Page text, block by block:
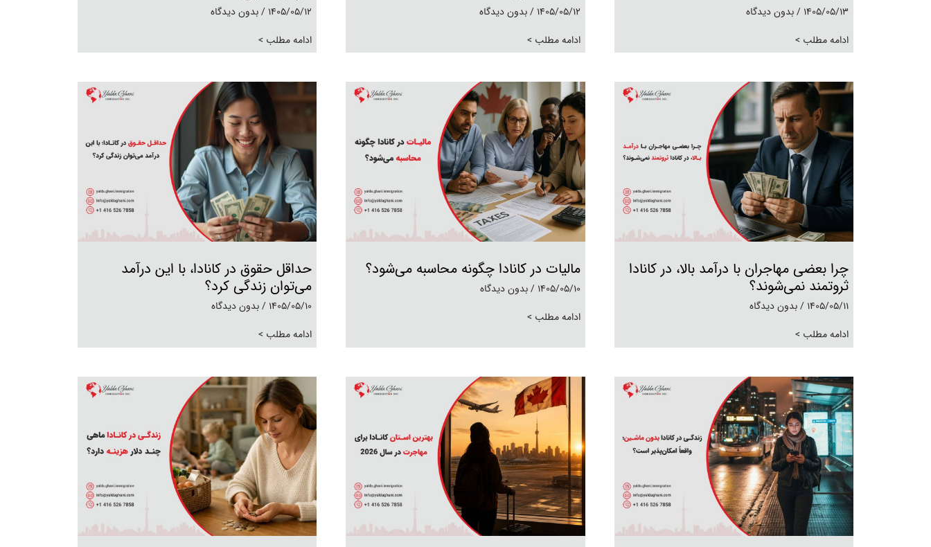
1405/05/13 بدون دیدگاه
ادامه مطلب >
1405/05/12
بدون دیدگاه
ادامه مطلب >
1405/05/12 بدون دیدگاه
ادامه مطلب >
چرا بعضی مهاجران با درآمد بالا، در کانادا
ثروتمند نمی‌شوند؟
1405/05/11 بدون دیدگاه
ادامه مطلب >
مالیات در کانادا چگونه محاسبه می‌شود؟
1405/05/10
بدون دیدگاه
ادامه مطلب >
حداقل حقوق در کانادا، با این درآمد
می‌توان زندگی کرد؟
1405/05/10 بدون دیدگاه
ادامه مطلب >